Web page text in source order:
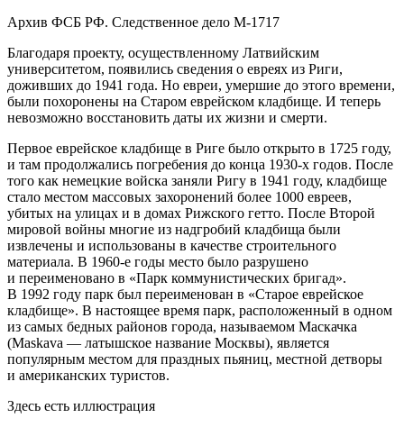
Архив ФСБ РФ. Следственное дело М-1717
Благодаря проекту, осуществленному Латвийским
университетом, появились сведения о евреях из Риги,
доживших до 1941 года. Но евреи, умершие до этого времени,
были похоронены на Старом еврейском кладбище. И теперь
невозможно восстановить даты их жизни и смерти.
Первое еврейское кладбище в Риге было открыто в 1725 году,
и там продолжались погребения до конца 1930-х годов. После
того как немецкие войска заняли Ригу в 1941 году, кладбище
стало местом массовых захоронений более 1000 евреев,
убитых на улицах и в домах Рижского гетто. После Второй
мировой войны многие из надгробий кладбища были
извлечены и использованы в качестве строительного
материала. В 1960-е годы место было разрушено
и переименовано в «Парк коммунистических бригад».
В 1992 году парк был переименован в «Старое еврейское
кладбище». В настоящее время парк, расположенный в одном
из самых бедных районов города, называемом Маскачка
(Maskava — латышское название Москвы), является
популярным местом для праздных пьяниц, местной детворы
и американских туристов.
Здесь есть иллюстрация